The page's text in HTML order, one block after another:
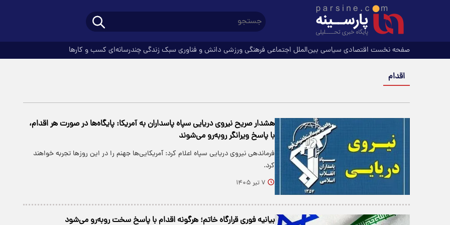
صفحه نخست اقتصادی سیاسی بین‌الملل اجتماعی فرهنگیورزشی دانش و فناوری سبک زندگیچندرسانه‌ای کسب و کارها
اقدام
هشدار صریح نیروی دریایی سپاه پاسداران به آمریکا: پایگاه‌ها در صورت هر اقدام،
با پاسخ ویرانگر روبه‌رو می‌شوند
فرماندهی نیروی دریایی سپاه اعلام کرد: آمریکایی‌ها جهنم را در این روزها تجربه خواهند
کرد.
۷ تیر ۱۴۰۵
بیانیه فوری قرارگاه خاتم؛ هرگونه اقدام با پاسخ سخت روبه‌رو می‌شود